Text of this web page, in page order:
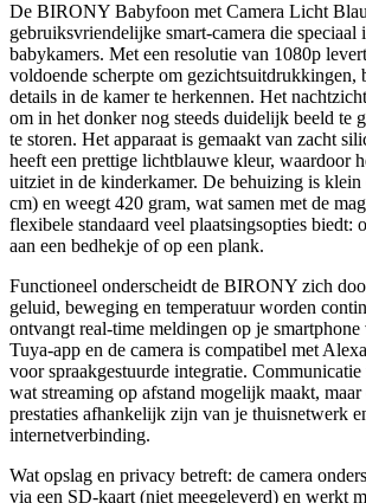
De BIRONY Babyfoon met Camera Licht
gebruiksvriendelijke smart‑camera die
babykamers. Met een resolutie van 1080p
voldoende scherpte om gezichtsuitdrukkingen,
details in de kamer te herkennen. Het
om in het donker nog steeds duidelijk beeld te
te storen. Het apparaat is gemaakt van zacht
heeft een prettige lichtblauwe kleur, waardoor
uitziet in de kinderkamer. De behuizing is
cm) en weegt 420 gram, wat samen met de
flexibele standaard veel plaatsingsopties biedt:
aan een bedhekje of op een plank.
Functioneel onderscheidt de BIRONY zich
geluid, beweging en temperatuur worden
ontvangt real‑time meldingen op je
Tuya‑app en de camera is compatibel met
voor spraakgestuurde integratie.
wat streaming op afstand mogelijk maakt,
prestaties afhankelijk zijn van je thuisnetwerk
internetverbinding.
Wat opslag en privacy betreft: de camera
via een SD‑kaart (niet meegeleverd) en werkt